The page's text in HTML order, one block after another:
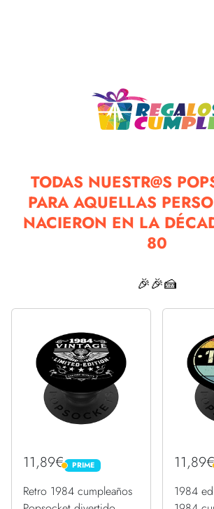
TODAS NUESTR@S
PARA AQUELLAS
NACIERON EN LA
80
🎉🎉🍰
11,89€ PRIME
PRIME
Retro 1984 cumpleaños
1984